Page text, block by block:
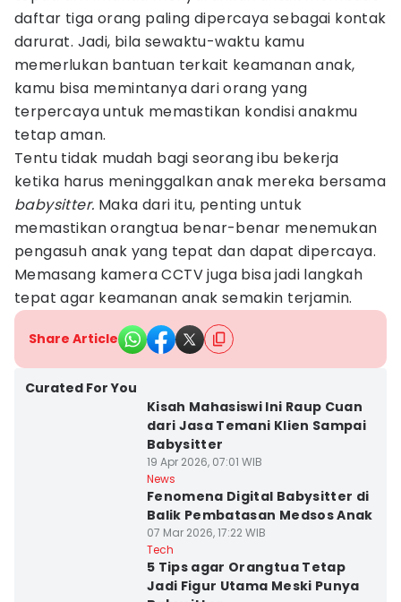
daftar tiga orang paling dipercaya sebagai kontak
darurat. Jadi, bila sewaktu-waktu kamu
memerlukan bantuan terkait keamanan anak,
kamu bisa memintanya dari orang yang
terpercaya untuk memastikan kondisi anakmu
tetap aman.
Tentu tidak mudah bagi seorang ibu bekerja
ketika harus meninggalkan anak mereka bersama
babysitter. Maka dari itu, penting untuk
memastikan orangtua benar-benar menemukan
pengasuh anak yang tepat dan dapat dipercaya.
Memasang kamera CCTV juga bisa jadi langkah
tepat agar keamanan anak semakin terjamin.
Share Article
Curated For You
Kisah Mahasiswi Ini Raup Cuan
dari Jasa Temani Klien Sampai
Babysitter
19 Apr 2026, 07:01 WIB
News
Fenomena Digital Babysitter di
Balik Pembatasan Medsos Anak
07 Mar 2026, 17:22 WIB
Tech
5 Tips agar Orangtua Tetap
Jadi Figur Utama Meski Punya